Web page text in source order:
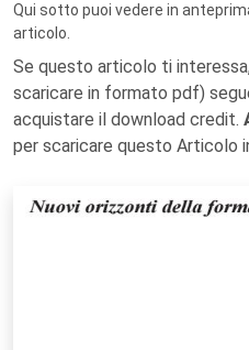
Qui sotto puoi vedere in
articolo.
Se questo articolo ti
scaricare in formato pdf)
acquistare il download credit.
per scaricare questo Articolo